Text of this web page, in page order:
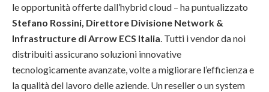
le opportunità offerte dall’hybrid cloud – ha puntualizzato
Stefano Rossini, Direttore Divisione Network &
Infrastructure di Arrow ECS Italia . Tutti i vendor da noi
distribuiti assicurano soluzioni innovative
tecnologicamente avanzate, volte a migliorare l’efficienza e
la qualità del lavoro delle aziende. Un reseller o un system